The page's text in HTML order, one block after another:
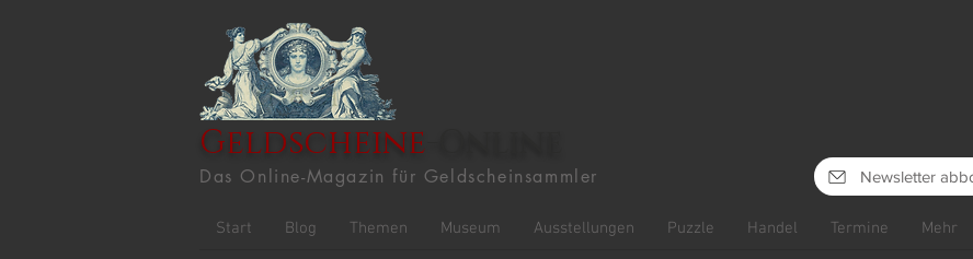
Geldscheine
Das Online-Magazin für Geldscheinsammler Newsletter
Start Blog Themen Museum Ausstellungen Puzzle Handel Termine Mehr